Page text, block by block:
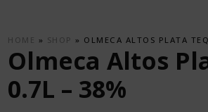
HOME » SHOP » OLMECA ALTOS PLATA
Olmeca Altos
0.7L – 38%